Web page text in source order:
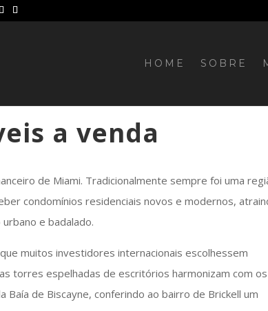
HOME SOBRE
a venda
de Miami. Tradicionalmente sempre foi uma
condomínios residenciais novos e modernos,
e badalado.
muitos investidores internacionais escolhessem
torres espelhadas de escritórios harmonizam com os
de Biscayne, conferindo ao bairro de Brickell um